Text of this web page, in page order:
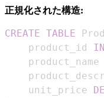
正規化された構造:
CREATE TABLE
    product_id
    product_name
    unit_price